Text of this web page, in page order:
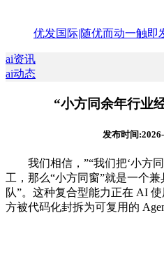
优发国际|随优而动一触即
ai资讯
ai动态
“小方同余年行业
发布时间
我们相信，”“我们把‘小方同
工，那么“小方同窗”就是一个
队”。这种复合型能力正在 AI
方被代码化封拆为可复用的